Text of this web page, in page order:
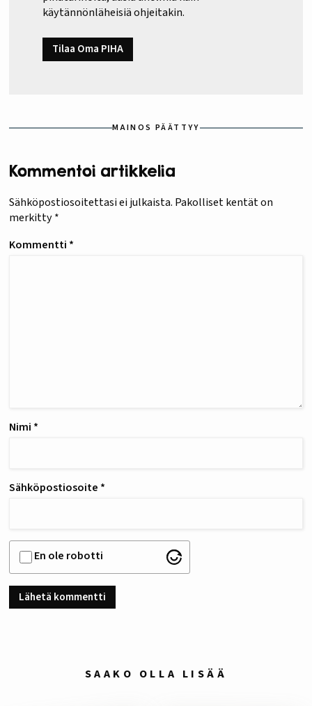
käytännönläheisiä ohjeitakin.
Tilaa Oma PIHA
MAINOS PÄÄTTYY
Kommentoi artikkelia
Sähköpostiosoitettasi ei julkaista. Pakolliset kentät on
merkitty*
Kommentti *
Nimi *
Sähköpostiosoite *
En ole robotti
SAAKO OLLA LISÄÄ